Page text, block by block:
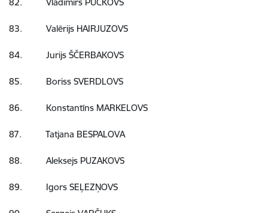
83. Valērijs HAIRJUZOVS
84. Jurijs ŠČERBAKOVS
85. Boriss SVERDLOVS
86. Konstantīns MARKELOVS
87. Tatjana BESPALOVA
88. Aleksejs PUZAKOVS
89. Igors SEĻEZŅOVS